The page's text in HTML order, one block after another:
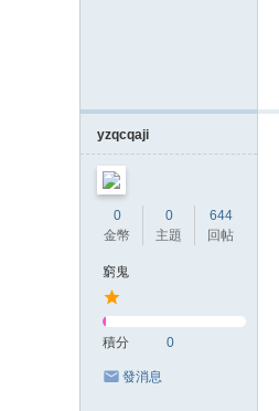
yzqcqaji
0
金幣
0
主題
644
回帖
窮鬼
積分 0
發消息